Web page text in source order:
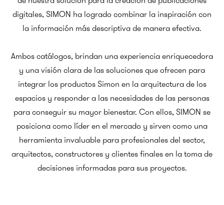
digitales, SIMON ha logrado combinar la inspiración con
la información más descriptiva de manera efectiva.
Ambos catálogos, brindan una experiencia enriquecedora
y una visión clara de las soluciones que ofrecen para
integrar los productos Simon en la arquitectura de los
espacios y responder a las necesidades de las personas
para conseguir su mayor bienestar. Con ellos, SIMON se
posiciona como líder en el mercado y sirven como una
herramienta invaluable para profesionales del sector,
arquitectos, constructores y clientes finales en la toma de
decisiones informadas para sus proyectos.